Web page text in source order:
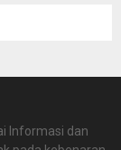
Informasi dan